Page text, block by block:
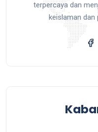
terpercaya dan
keislaman dan